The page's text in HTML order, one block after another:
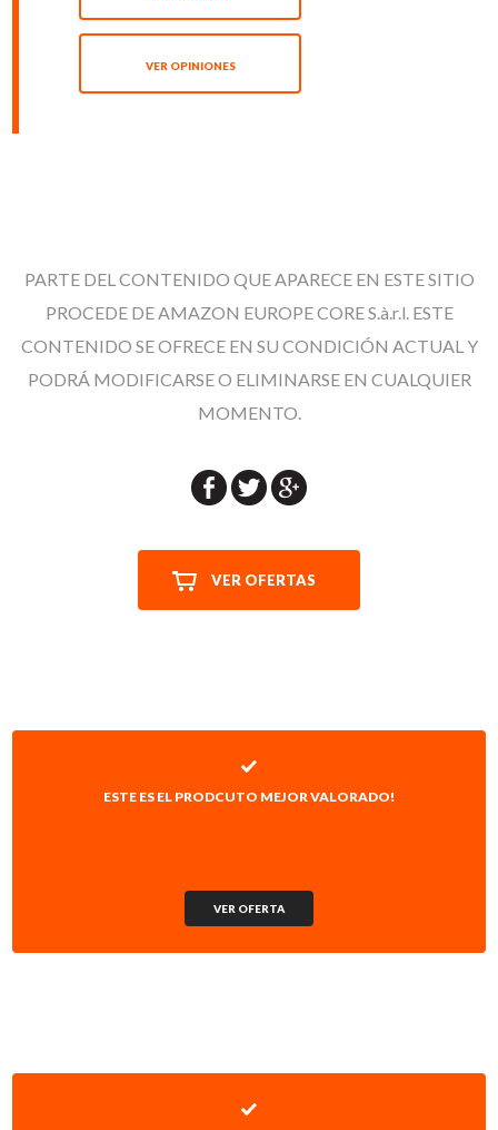
VER OPINIONES
PARTE DEL CONTENIDO QUE APARECE EN ESTE SITIO
PROCEDE DE AMAZON EUROPE CORE S.à.r.l. ESTE
CONTENIDO SE OFRECE EN SU CONDICIÓN ACTUAL Y
PODRÁ MODIFICARSE O ELIMINARSE EN CUALQUIER
MOMENTO.
VER OFERTAS
ESTE ES EL PRODCUTO MEJOR VALORADO!
VER OFERTA